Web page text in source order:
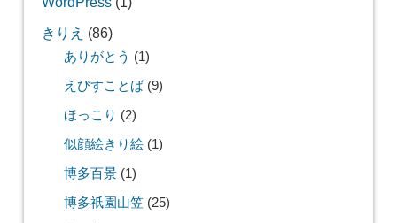
きりえ (86)
ありがとう (1)
えびすことば(9)
ほっこり (2)
似顔絵きり絵(1)
博多百景(1)
博多祇園山笠(25)